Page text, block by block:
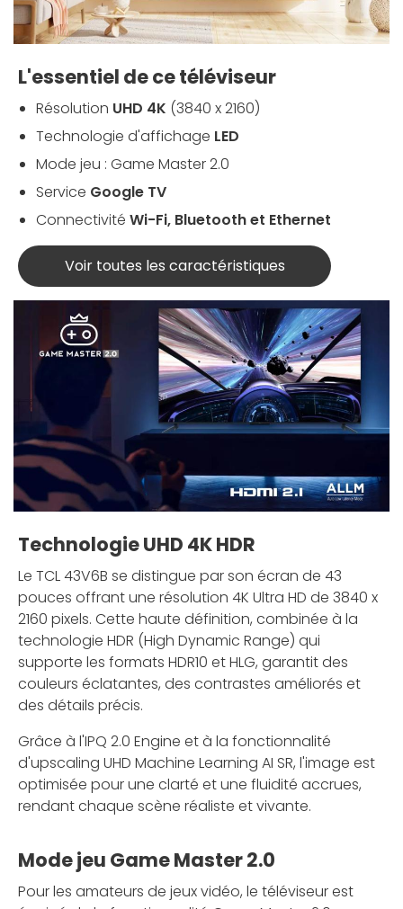
L'essentiel de ce téléviseur
Résolution UHD 4K (3840 x 2160)
Technologie d'affichage LED
Mode jeu : Game Master 2.0
Service Google TV
Connectivité Wi-Fi, Bluetooth et Ethernet
Voir toutes les caractéristiques
Technologie UHD 4K HDR
Le TCL 43V6B se distingue par son écran de 43
pouces offrant une résolution 4K Ultra HD de 3840 x
2160 pixels. Cette haute définition, combinée à la
technologie HDR (High Dynamic Range) qui
supporte les formats HDR10 et HLG, garantit des
couleurs éclatantes, des contrastes améliorés et
des détails précis.
Grâce à l'IPQ 2.0 Engine et à la fonctionnalité
d'upscaling UHD Machine Learning AI SR, l'image est
optimisée pour une clarté et une fluidité accrues,
rendant chaque scène réaliste et vivante.
Mode jeu Game Master 2.0
Pour les amateurs de jeux vidéo, le téléviseur est